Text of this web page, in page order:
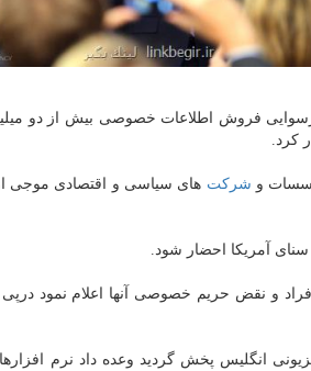
رسوایی فروش اطلاعات خصوصی بیش از دو
كرد.
و شركت های سیاسی و اقتصادی موجی از
آمریكا احضار شود.
و نقض حریم خصوصی آنها اعلام نمود درپی
انگلیس پخش گردید وعده داد نرم